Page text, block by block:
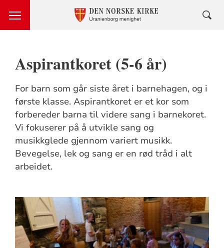
Aspirantkoret (5-6 år)
For barn som går siste året i barnehagen, og i
første klasse. Aspirantkoret er et kor som
forbereder barna til videre sang i barnekoret.
Vi fokuserer på å utvikle sang og
musikkglede gjennom variert musikk.
Bevegelse, lek og sang er en rød tråd i alt
arbeidet.